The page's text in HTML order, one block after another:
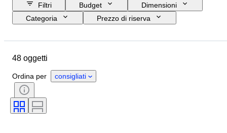
Filtri Budget
Dimensioni
Categoria
Prezzo di riserva
Paese d’origine
Accessori
Tipo di carburante
Documenti di immatricolazione
Trasmissione
48 oggetti
Ordina per consigliati